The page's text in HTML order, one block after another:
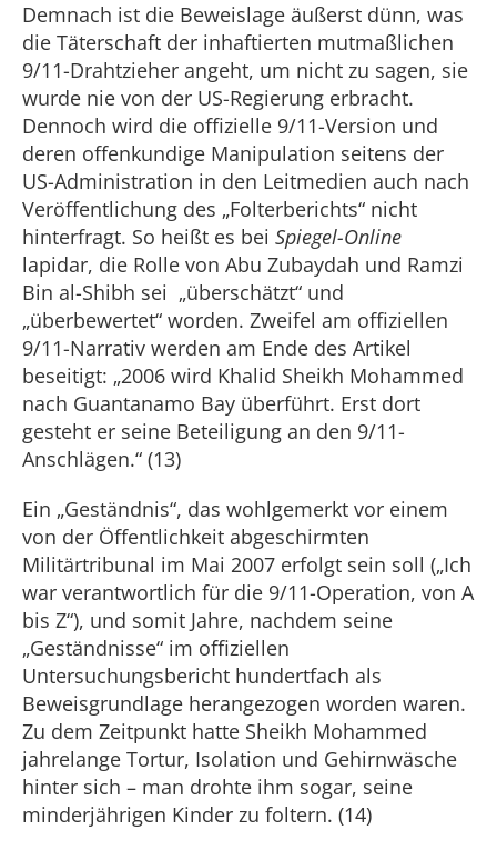
Demnach ist die Beweislage äußerst dünn, was
die Täterschaft der inhaftierten mutmaßlichen
9/11-Drahtzieher angeht, um nicht zu sagen, sie
wurde nie von der US-Regierung erbracht.
Dennoch wird die offizielle 9/11-Version und
deren offenkundige Manipulation seitens der
US-Administration in den Leitmedien auch nach
Veröffentlichung des „Folterberichts“ nicht
hinterfragt. So heißt es bei Spiegel-Online
lapidar, die Rolle von Abu Zubaydah und Ramzi
Bin al-Shibh sei „überschätzt“ und
„überbewertet“ worden. Zweifel am offiziellen
9/11-Narrativ werden am Ende des Artikel
beseitigt: „2006 wird Khalid Sheikh Mohammed
nach Guantanamo Bay überführt. Erst dort
gesteht er seine Beteiligung an den 9/11-
Anschlägen.“ (13)
Ein „Geständnis“, das wohlgemerkt vor einem
von der Öffentlichkeit abgeschirmten
Militärtribunal im Mai 2007 erfolgt sein soll („Ich
war verantwortlich für die 9/11-Operation, von A
bis Z“), und somit Jahre, nachdem seine
„Geständnisse“ im offiziellen
Untersuchungsbericht hundertfach als
Beweisgrundlage herangezogen worden waren.
Zu dem Zeitpunkt hatte Sheikh Mohammed
jahrelange Tortur, Isolation und Gehirnwäsche
hinter sich – man drohte ihm sogar, seine
minderjährigen Kinder zu foltern. (14)